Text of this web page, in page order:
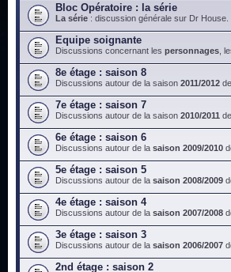
Bloc Opératoire : la série
La série : discussion générale sur Dr House.
Equipe soignante
Discussions concernant les personnages ,
8e étage : saison 8
Discussions autour de la saison 2011/2012
7e étage : saison 7
Discussions autour de la saison 2010/2011
6e étage : saison 6
Discussions autour de la saison 2009/2010
5e étage : saison 5
Discussions autour de la saison 2008/2009
4e étage : saison 4
Discussions autour de la saison 2007/2008
3e étage : saison 3
Discussions autour de la saison 2006/2007
2nd étage : saison 2